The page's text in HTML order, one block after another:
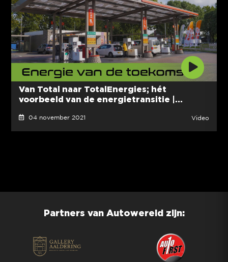
Van Total naar TotalEnergies; hét
voorbeeld van de energietransitie |...
04 november 2021 Video
Partners van Autowereld zijn: